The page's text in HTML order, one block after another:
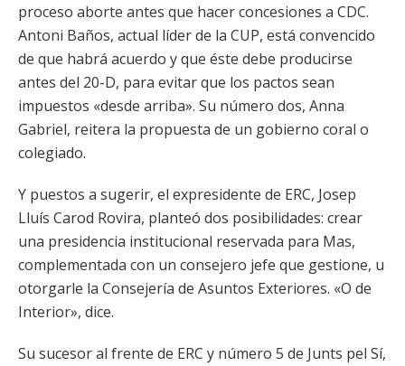
proceso aborte antes que hacer concesiones a CDC.
Antoni Baños, actual líder de la CUP, está convencido
de que habrá acuerdo y que éste debe producirse
antes del 20-D, para evitar que los pactos sean
impuestos «desde arriba». Su número dos, Anna
Gabriel, reitera la propuesta de un gobierno coral o
colegiado.
Y puestos a sugerir, el expresidente de ERC, Josep
Lluís Carod Rovira, planteó dos posibilidades: crear
una presidencia institucional reservada para Mas,
complementada con un consejero jefe que gestione, u
otorgarle la Consejería de Asuntos Exteriores. «O de
Interior», dice.
Su sucesor al frente de ERC y número 5 de Junts pel Sí,